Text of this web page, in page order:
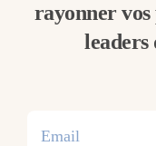
rayonner
leaders